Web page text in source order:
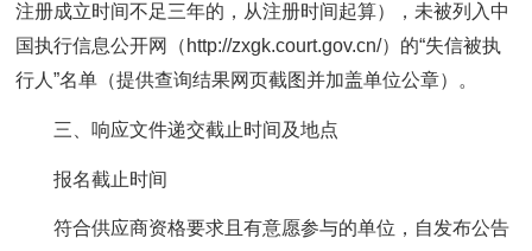
注册成立时间不足三年的，从注册时间起算），未被列入中
国执行信息公开网（http://zxgk.court.gov.cn/）的“失信被执
行人”名单（提供查询结果网页截图并加盖单位公章）。
三、响应文件递交截止时间及地点
报名截止时间
符合供应商资格要求且有意愿参与的单位，自发布公告